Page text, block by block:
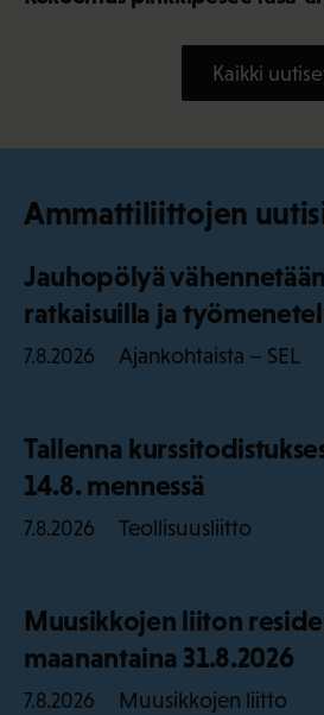
Kaikki
Ammattiliittojen
Jauhopölyä
ratkaisuilla ja
7.8.2026 Ajankohtaista – SEL
Tallenna
14.8. mennessä
7.8.2026 Teollisuusliitto
Muusikkojen liiton
maanantaina 31.8.2026
7.8.2026 Muusikkojen liitto